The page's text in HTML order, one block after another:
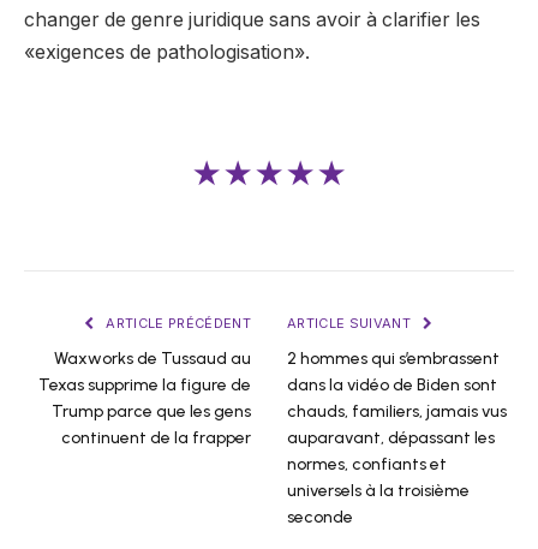
changer de genre juridique sans avoir à clarifier les
«exigences de pathologisation».
★★★★★
ARTICLE PRÉCÉDENT
Waxworks de Tussaud au
Texas supprime la figure de
Trump parce que les gens
continuent de la frapper
ARTICLE SUIVANT
2 hommes qui s’embrassent
dans la vidéo de Biden sont
chauds, familiers, jamais vus
auparavant, dépassant les
normes, confiants et
universels à la troisième
seconde